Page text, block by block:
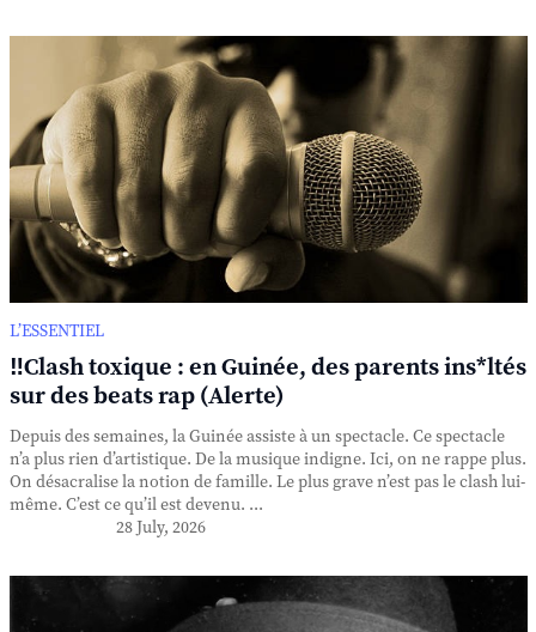
L’ESSENTIEL
‼️Clash toxique : en Guinée, des parents ins*ltés
sur des beats rap (Alerte)
Depuis des semaines, la Guinée assiste à un spectacle. Ce spectacle
n’a plus rien d’artistique. De la musique indigne. Ici, on ne rappe plus.
On désacralise la notion de famille. Le plus grave n’est pas le clash lui-
même. C’est ce qu’il est devenu. ...
28 July, 2026